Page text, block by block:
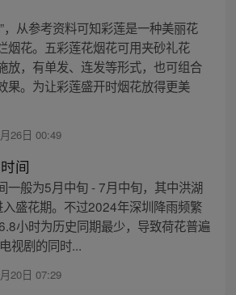
，从参考资料可知彩莲是一种美丽花
烟花。五彩莲花烟花可用夹砂礼花
放，有单发、连发等形式，也可组合
果。为让彩莲盛开时烟花放得更美
26日 00:49
间
一般为5月中旬 - 7月中旬，其中洪湖
盛花期。不过2024年深圳降雨频繁
小时为历史同期最少，导致荷花普遍
视剧的同时...
20日 07:29